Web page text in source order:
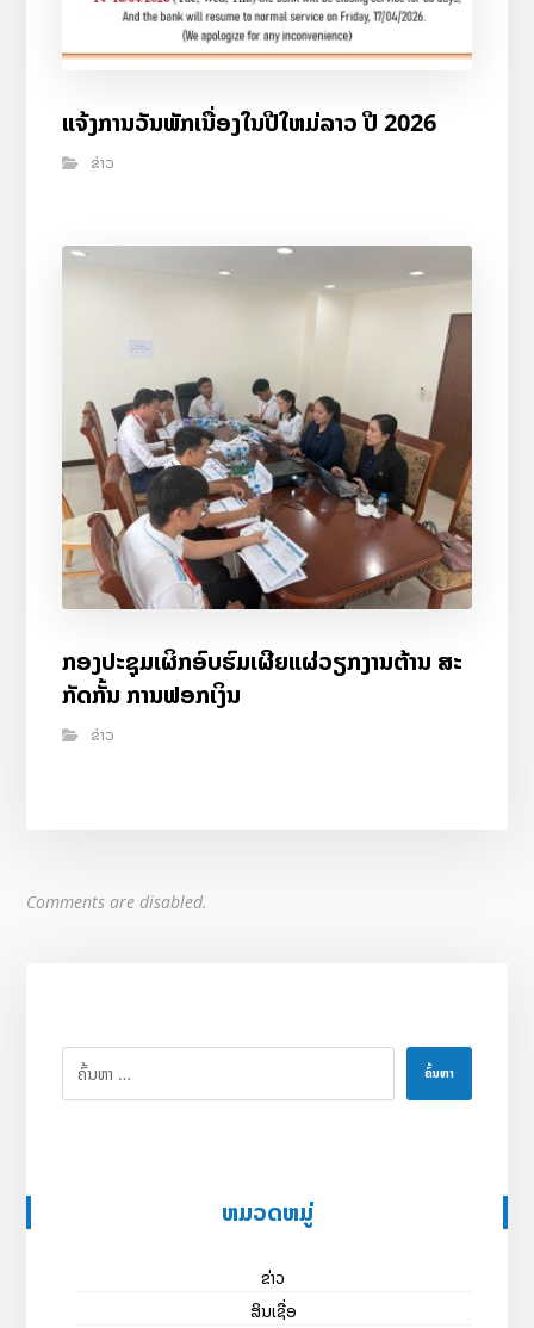
ແຈ້ງການວັນພັກເນື່ອງໃນປີໃຫມ່ລາວ ປີ 2026
ຂ່າວ
ກອງປະຊຸມເຜິກອົບຮົມເຜີຍແຜ່ວຽກງານຕ້ານ ສະ
ກັດກັ້ນ ການຟອກເງິນ
ຂ່າວ
Comments are disabled.
ຄົ້ນຫາ
ຫມວດຫມູ່
ຂ່າວ
ສິນເຊື່ອ